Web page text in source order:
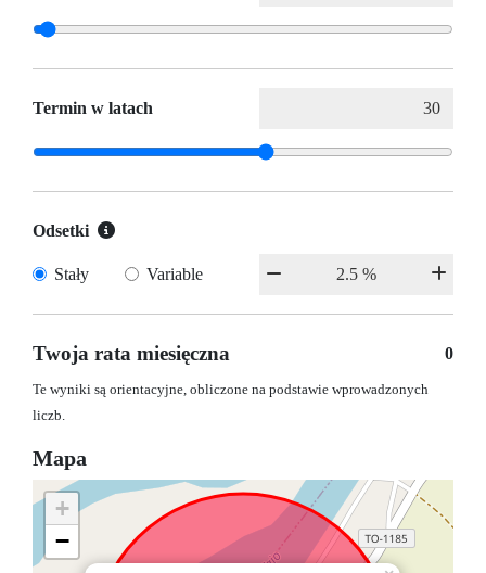
Termin w latach
Odsetki
Stały Variable
Twoja rata miesięczna 0
Te wyniki są orientacyjne, obliczone na podstawie wprowadzonych
liczb.
Mapa
+
−